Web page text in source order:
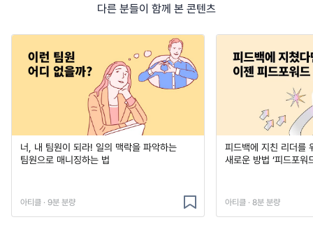
다른 분들이 함께 본 콘텐츠
너, 내 팀원이 되라! 일의 맥락을 파악하는
팀원으로 매니징하는 법
아티클 · 9분 분량
피드백에 지친 리더를
새로운 방법 ‘피드포워
아티클 · 8분 분량